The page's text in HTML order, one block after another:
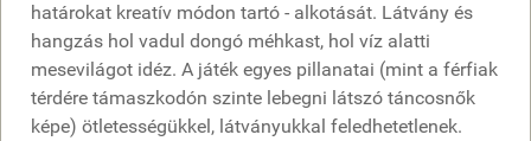
határokat kreatív módon tartó - alkotását. Látvány és
hangzás hol vadul dongó méhkast, hol víz alatti
mesevilágot idéz. A játék egyes pillanatai (mint a férfiak
térdére támaszkodón szinte lebegni látszó táncosnők
képe) ötletességükkel, látványukkal feledhetetlenek.